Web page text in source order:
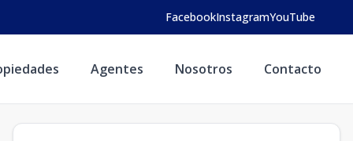
FacebookInstagramYouTube
Agentes Nosotros Contacto